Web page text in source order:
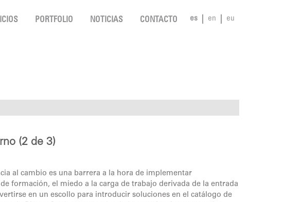
es en eu
PORTFOLIO NOTICIAS CONTACTO
(2 de 3)
al cambio es una barrera a la hora de implementar
formación, el miedo a la carga de trabajo derivada de la entrada
en un escollo para introducir soluciones en el catálogo de